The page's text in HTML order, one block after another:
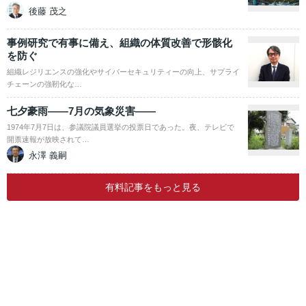
後藤 茂之
事例研究で有事に備え、組織の体質改善で形骸化
を防ぐ
組織レジリエンスの強化やサイバーセキュリティーの向上、サプライ
チェーンの強靭化な…
七夕豪雨――7月の気象災害――
1974年7月7日は、参議院議員選挙の投票日であった。夜、テレビで
開票速報が放映されて…
永澤 義嗣
有料記事をもっと見る